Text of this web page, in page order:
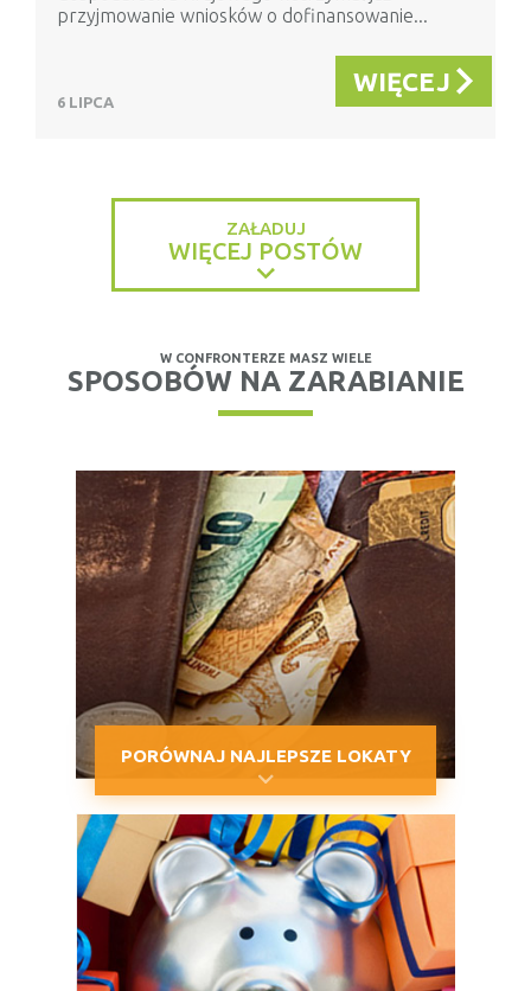
przyjmowanie wniosków o dofinansowanie...
6 LIPCA
WIĘCEJ
ZAŁADUJ
WIĘCEJ POSTÓW
W CONFRONTERZE MASZ WIELE
SPOSOBÓW NA ZARABIANIE
PORÓWNAJ NAJLEPSZE LOKATY